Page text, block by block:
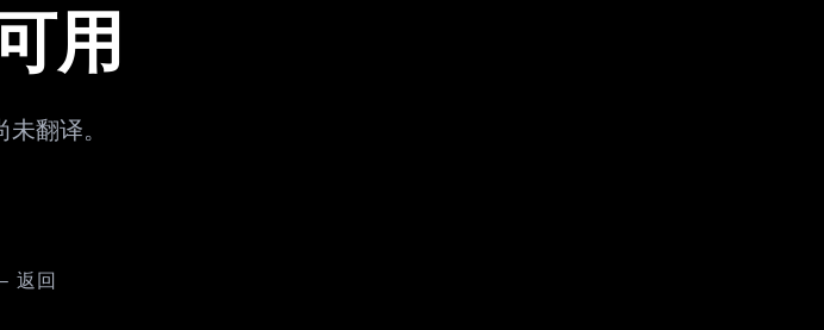
用
翻译。
返回